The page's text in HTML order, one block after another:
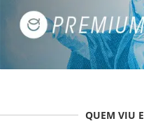
QUEM VIU